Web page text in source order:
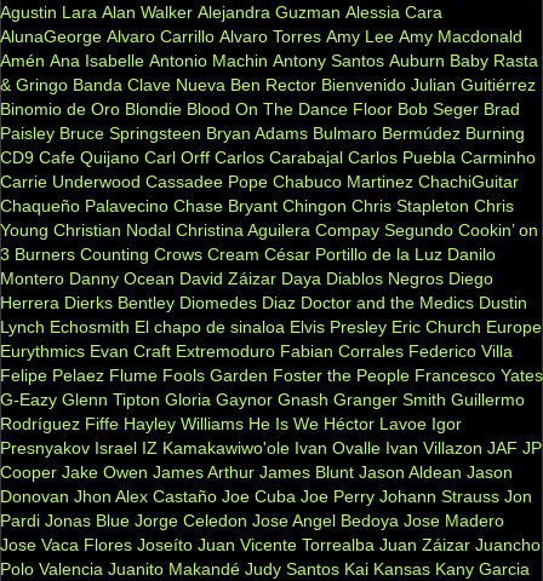
Agustin Lara Alan Walker Alejandra Guzman Alessia Cara
AlunaGeorge Alvaro Carrillo Alvaro Torres Amy Lee Amy Macdonald
Amén Ana Isabelle Antonio Machin Antony Santos Auburn Baby Rasta
& Gringo Banda Clave Nueva Ben Rector Bienvenido Julian Guitiérrez
Binomio de Oro Blondie Blood On The Dance Floor Bob Seger Brad
Paisley Bruce Springsteen Bryan Adams Bulmaro Bermúdez Burning
CD9 Cafe Quijano Carl Orff Carlos Carabajal Carlos Puebla Carminho
Carrie Underwood Cassadee Pope Chabuco Martinez ChachiGuitar
Chaqueño Palavecino Chase Bryant Chingon Chris Stapleton Chris
Young Christian Nodal Christina Aguilera Compay Segundo Cookin’ on
3 Burners Counting Crows Cream César Portillo de la Luz Danilo
Montero Danny Ocean David Záizar Daya Diablos Negros Diego
Herrera Dierks Bentley Diomedes Diaz Doctor and the Medics Dustin
Lynch Echosmith El chapo de sinaloa Elvis Presley Eric Church Europe
Eurythmics Evan Craft Extremoduro Fabian Corrales Federico Villa
Felipe Pelaez Flume Fools Garden Foster the People Francesco Yates
G-Eazy Glenn Tipton Gloria Gaynor Gnash Granger Smith Guillermo
Rodríguez Fiffe Hayley Williams He Is We Héctor Lavoe Igor
Presnyakov Israel IZ Kamakawiwo'ole Ivan Ovalle Ivan Villazon JAF JP
Cooper Jake Owen James Arthur James Blunt Jason Aldean Jason
Donovan Jhon Alex Castaño Joe Cuba Joe Perry Johann Strauss Jon
Pardi Jonas Blue Jorge Celedon Jose Angel Bedoya Jose Madero
Jose Vaca Flores Joseíto Juan Vicente Torrealba Juan Záizar Juancho
Polo Valencia Juanito Makandé Judy Santos Kai Kansas Kany Garcia